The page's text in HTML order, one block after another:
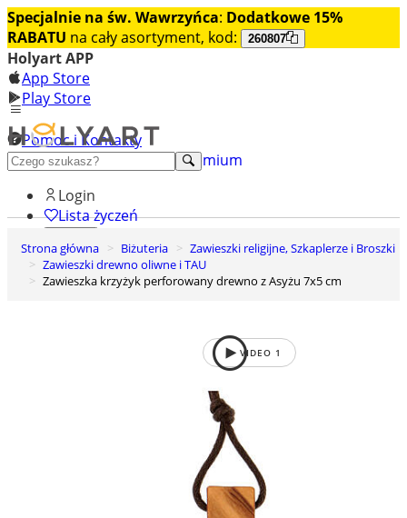
Specjalnie na św. Wawrzyńca: Dodatkowe 15%
RABATU na cały asortyment, kod: 260807
Holyart APP
App Store
Play Store
Pomoc i Kontakty
+48 222 922 860
Odkryj premium
Login
Lista życzeń
0
Koszyk
Strona główna Biżuteria
Zawieszki religijne, Szkaplerze i Broszki
Zawieszki drewno oliwne i TAU
Zawieszka krzyżyk perforowany drewno z Asyżu 7x5 cm
VIDEO 1